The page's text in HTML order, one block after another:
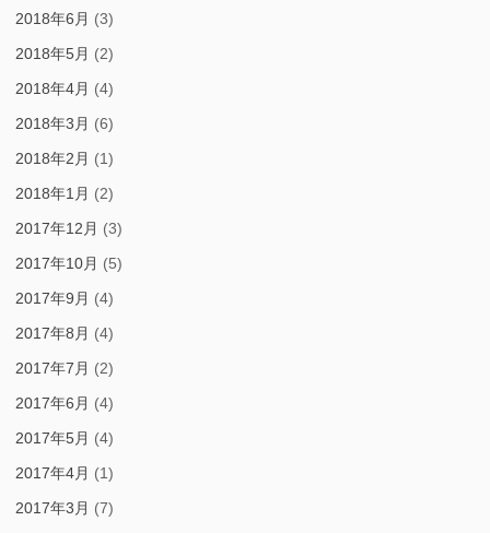
2018年6月 (3)
2018年5月 (2)
2018年4月 (4)
2018年3月 (6)
2018年2月 (1)
2018年1月 (2)
2017年12月 (3)
2017年10月 (5)
2017年9月 (4)
2017年8月 (4)
2017年7月 (2)
2017年6月 (4)
2017年5月 (4)
2017年4月 (1)
2017年3月 (7)